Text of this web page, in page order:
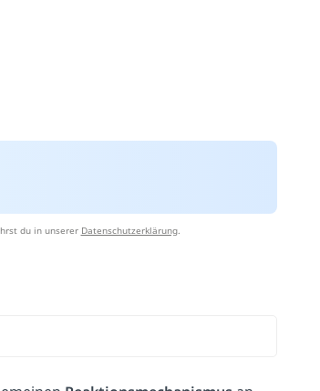
du in unserer Datenschutzerklärung.